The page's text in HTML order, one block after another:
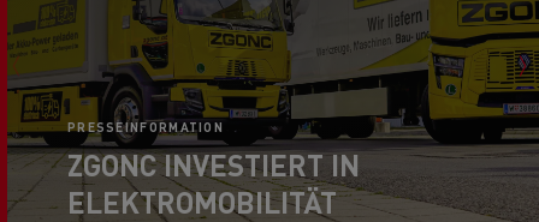
PRESSEINFORMATION
ZGONC INVESTIERT IN
ELEKTROMOBILITÄT